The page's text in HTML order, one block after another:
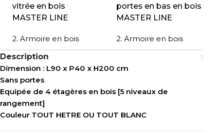
vitrée en bois
MASTER LINE
2. Armoire en bois
portes en bas en bois
MASTER LINE
2. Armoire en bois
Description
Dimension : L90 x P40 x H200 cm
Sans portes
Equipée de 4 étagères en bois [5 niveaux de
rangement]
Couleur TOUT HETRE OU TOUT BLANC